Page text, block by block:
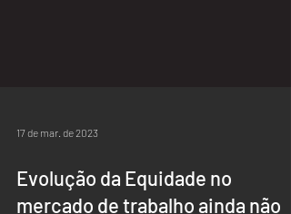
17 de mar. de 2023